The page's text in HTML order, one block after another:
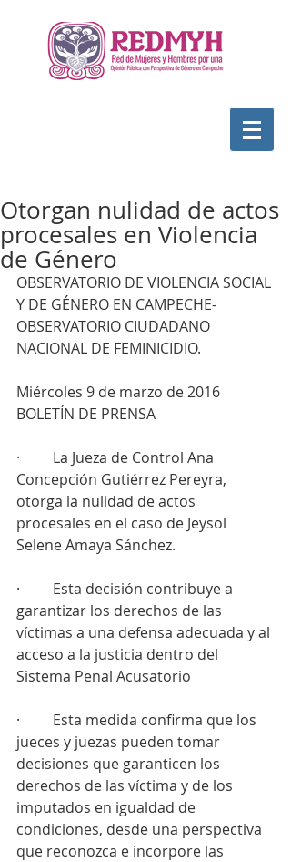
Otorgan nulidad de actos
procesales en Violencia
de Género
OBSERVATORIO DE VIOLENCIA SOCIAL
Y DE GÉNERO EN CAMPECHE-
OBSERVATORIO CIUDADANO
NACIONAL DE FEMINICIDIO.
Miércoles 9 de marzo de 2016
BOLETÍN DE PRENSA
·         La Jueza de Control Ana
Concepción Gutiérrez Pereyra,
otorga la nulidad de actos
procesales en el caso de Jeysol
Selene Amaya Sánchez.
·         Esta decisión contribuye a
garantizar los derechos de las
víctimas a una defensa adecuada y al
acceso a la justicia dentro del
Sistema Penal Acusatorio
·         Esta medida confirma que los
jueces y juezas pueden tomar
decisiones que garanticen los
derechos de las víctima y de los
imputados en igualdad de
condiciones, desde una perspectiva
que reconozca e incorpore las